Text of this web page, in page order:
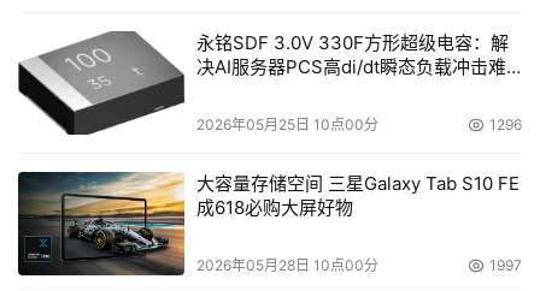
永铭SDF 3.0V 330F方形超级电容：解
决AI服务器PCS高di/dt瞬态负载冲击难
2026年05月25日 10点00分 1296
大容量存储空间 三星Galaxy Tab S10 FE
成618必购大屏好物
2026年05月28日 10点00分 1997